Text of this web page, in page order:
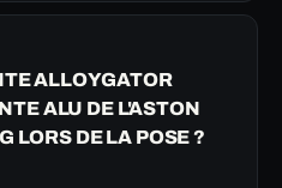
ALLOYGATOR
ALU DE L'ASTON
LORS DE LA POSE ?